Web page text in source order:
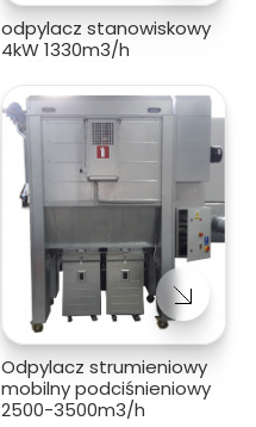
odpylacz stanowiskowy
4kW 1330m3/h
Odpylacz strumieniowy
mobilny podciśnieniowy
2500-3500m3/h